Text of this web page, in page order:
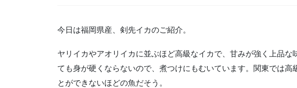
今日は福岡県産、剣先イカのご紹介。
ヤリイカやアオリイカに並ぶほど高級なイカで、甘みが強く上品な
ても身が硬くならないので、煮つけにもむいています。関東では高
とができないほどの魚だそう。